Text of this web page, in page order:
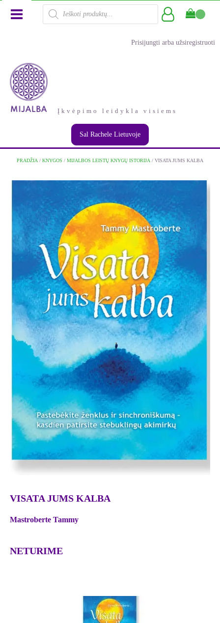
Products
search
Prisijungti arba užsiregistruoti
Įkvėpimo leidykla visiems
Sal Rachele Lietuvoje
PRADŽIA / KNYGOS / MIJALBOS LEISTŲ KNYGŲ ISTORIJA / VISATA JUMS KALBA
VISATA JUMS KALBA
Mastroberte Tammy
NETURIME